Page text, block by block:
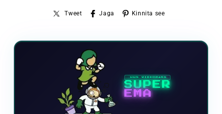
Tweet Jaga Kinnita see
UUS VIDEOMÄNG
SUPER
EMA